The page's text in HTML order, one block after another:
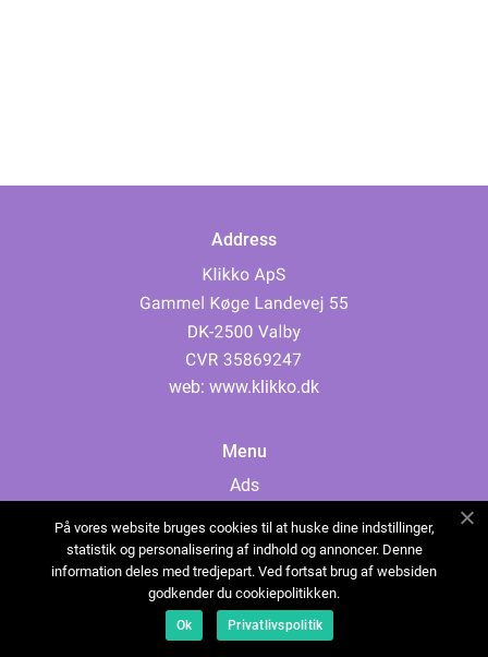
Address
web: www.klikko.dk
Menu
Ads
Cookies
Contact
Sitemap
På vores website bruges cookies til at huske dine indstillinger,
statistik og personalisering af indhold og annoncer. Denne
information deles med tredjepart. Ved fortsat brug af websiden
godkender du cookiepolitikken.
Ok Privatlivspolitik